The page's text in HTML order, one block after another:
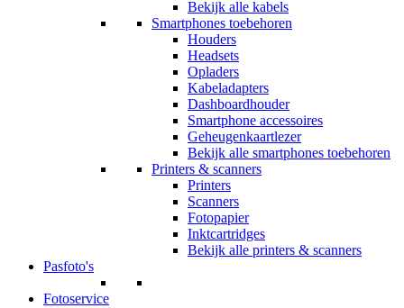
Bekijk alle kabels
Smartphones toebehoren
Houders
Headsets
Opladers
Kabeladapters
Dashboardhouder
Smartphone accessoires
Geheugenkaartlezer
Bekijk alle smartphones toebehoren
Printers & scanners
Printers
Scanners
Fotopapier
Inktcartridges
Bekijk alle printers & scanners
Pasfoto's
Fotoservice